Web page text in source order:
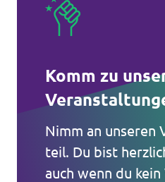
Komm zu
Nimm an unseren
teil. Du bist
auch wenn du